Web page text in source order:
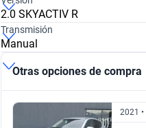
2015
$9.815.900
2018
2.0 SKYACTIV R
2.0 SKYACTIV R
$9.815.900
Transmisión
Manual
Manual
$9.815.900
Otras opciones de compra
2021 •